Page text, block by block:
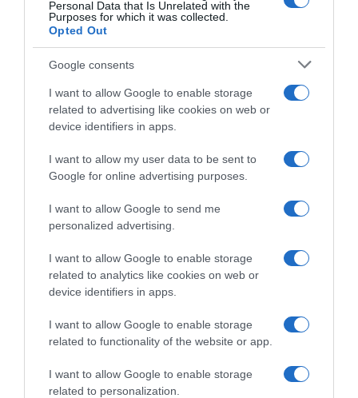
Personal Data that Is Unrelated with the
Purposes for which it was collected.
Opted Out
Google consents
I want to allow Google to enable storage
related to advertising like cookies on web or
device identifiers in apps.
I want to allow my user data to be sent to
Google for online advertising purposes.
I want to allow Google to send me
personalized advertising.
I want to allow Google to enable storage
related to analytics like cookies on web or
device identifiers in apps.
I want to allow Google to enable storage
related to functionality of the website or app.
I want to allow Google to enable storage
related to personalization.
PRODUTOS E MARCAS
Peugeot apresenta novo E-TRAVELLER
adaptado a todas as necessidades
14 Nov 11:21
Novos episódios de 'Sister Wives' a chegar ao